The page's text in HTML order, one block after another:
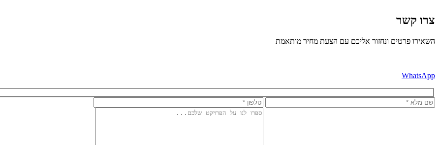
צרו קשר
השאירו פרטים ונחזור אליכם עם הצעת מחיר מותאמת
WhatsApp